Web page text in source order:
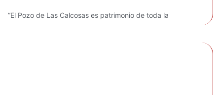
“El Pozo de Las Calcosas es patrimonio de toda la